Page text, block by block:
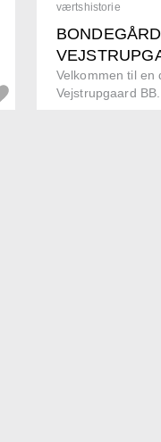
værtshistorie
Velkommen til en
Vejstrupgaard